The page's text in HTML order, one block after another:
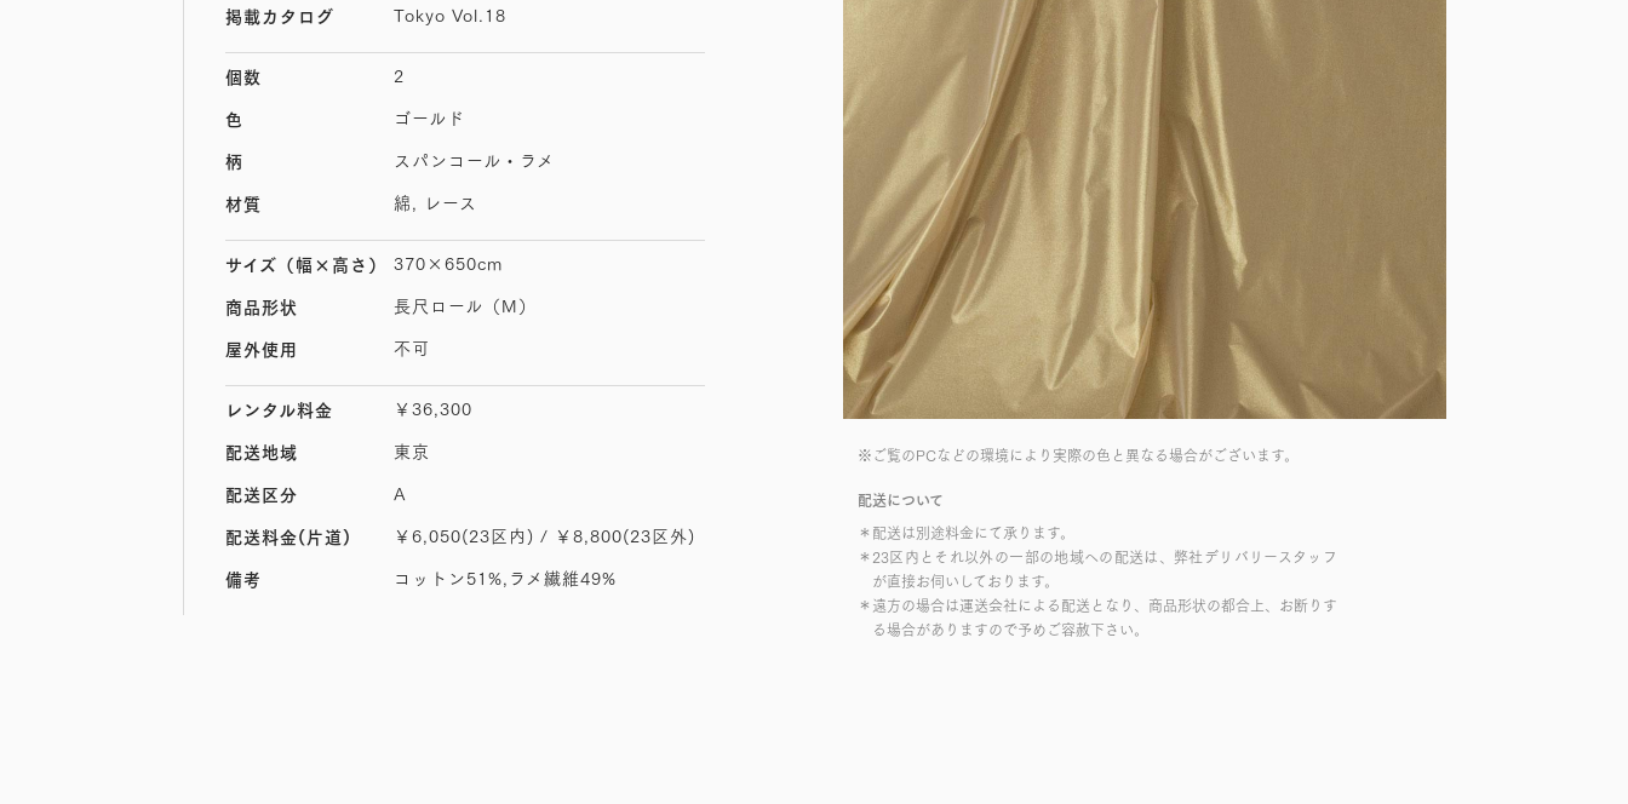
※ご覧のPCなどの環境により実際の色と異なる場合がございます。
配送について
＊配送は別途料金にて承ります。
＊23区内とそれ以外の一部の地域への配送は、弊社デリバリースタッフ
が直接お伺いしております。
＊遠方の場合は運送会社による配送となり、商品形状の都合上、お断りす
る場合がありますので予めご容赦下さい。
掲載カタログ Tokyo Vol.18
個数 2
色 ゴールド
柄 スパンコール・ラメ
材質 綿, レース
サイズ （幅×高さ） 370×650cm
商品形状 長尺ロール（M）
屋外使用 不可
レンタル料金 ￥36,300
配送地域 東京
配送区分 A
配送料金(片道) ￥6,050(23区内) / ￥8,800(23区外)
備考 コットン51%,ラメ繊維49%